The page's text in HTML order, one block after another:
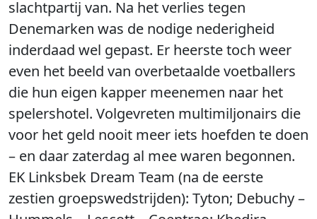
slachtpartij van. Na het verlies tegen
Denemarken was de nodige nederigheid
inderdaad wel gepast. Er heerste toch weer
even het beeld van overbetaalde voetballers
die hun eigen kapper meenemen naar het
spelershotel. Volgevreten multimiljonairs die
voor het geld nooit meer iets hoefden te doen
– en daar zaterdag al mee waren begonnen.
EK Linksbek Dream Team (na de eerste
zestien groepswedstrijden): Tyton; Debuchy –